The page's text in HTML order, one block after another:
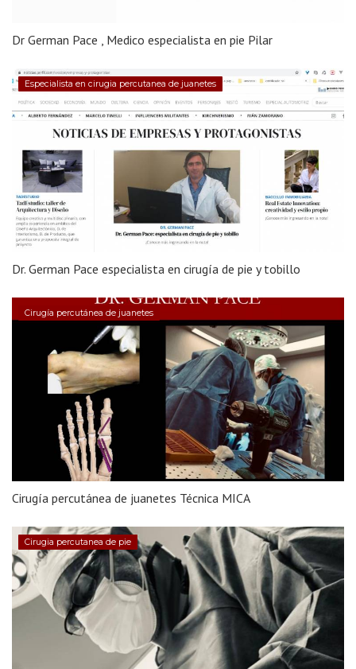
Dr German Pace , Medico especialista en pie Pilar
Especialista en cirugia percutanea de juanetes
Dr. German Pace especialista en cirugía de pie y tobillo
Cirugía percutánea de juanetes
Cirugía percutánea de juanetes Técnica MICA
Cirugia percutanea de pie